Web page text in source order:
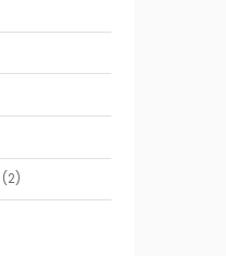
(2)